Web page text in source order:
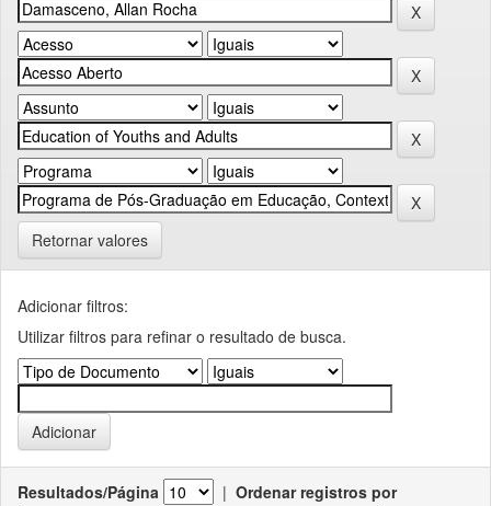
Retornar valores
Adicionar filtros:
Utilizar filtros para refinar o resultado de busca.
Resultados/Página | Ordenar registros por